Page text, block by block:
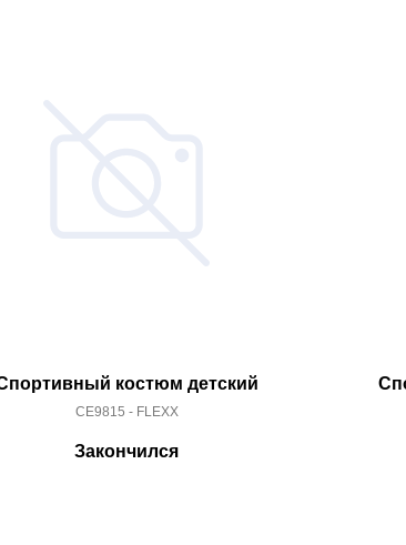
костюм детский
CE9815 - FLEXX
Закончился